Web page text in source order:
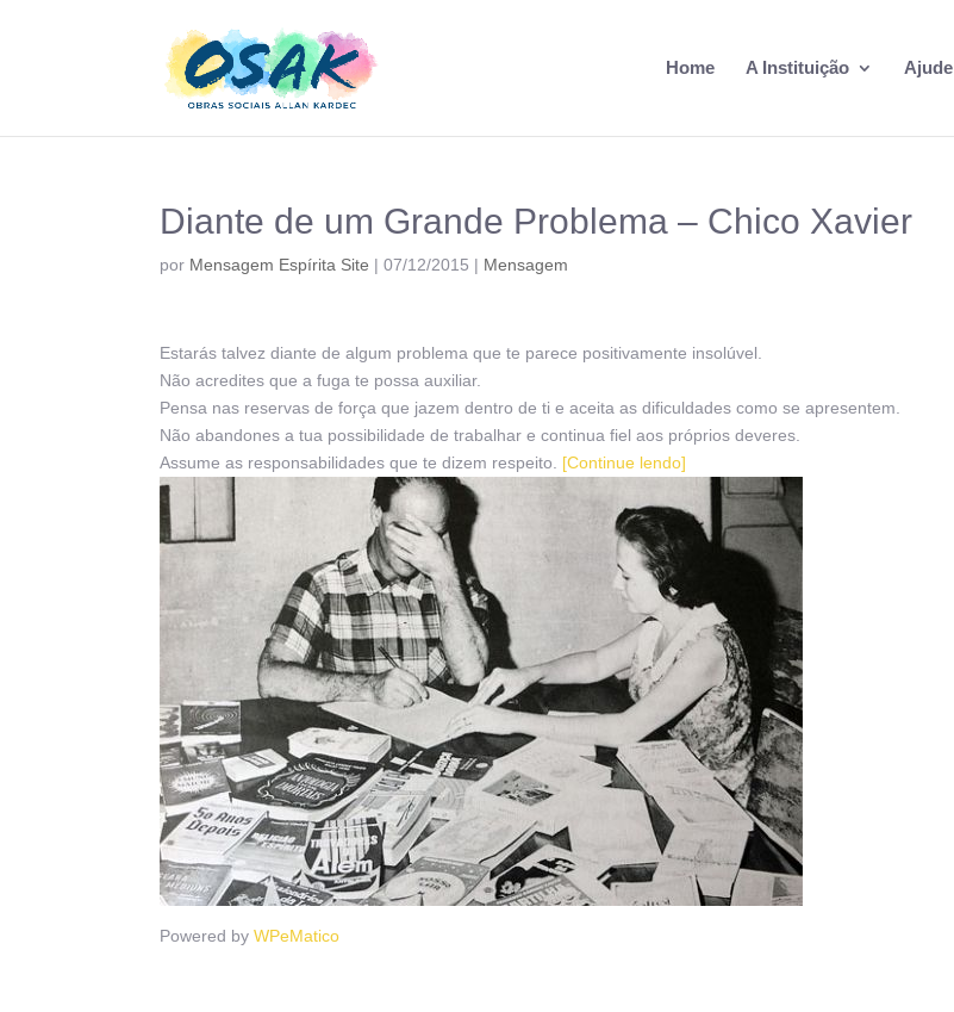
Home A Instituição Ajude
Diante de um Grande Problema – Chico Xavier
por Mensagem Espírita Site |07/12/2015 | Mensagem
Estarás talvez diante de algum problema que te parece positivamente insolúvel.
Não acredites que a fuga te possa auxiliar.
Pensa nas reservas de força que jazem dentro de ti e aceita as dificuldades como se apresentem.
Não abandones a tua possibilidade de trabalhar e continua fiel aos próprios deveres.
Assume as responsabilidades que te dizem respeito. [Continue lendo]
Powered byWPeMatico